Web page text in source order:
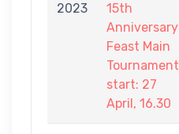
2023
15th
Anniversary
Feast Main
Tournament
start: 27
April, 16.30